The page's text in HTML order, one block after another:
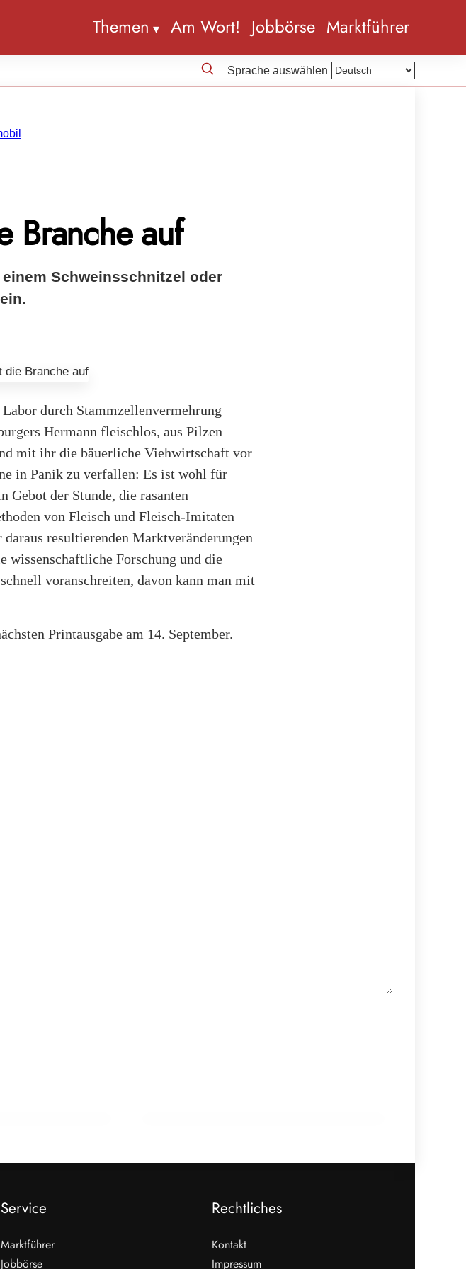
Themen Am Wort! Jobbörse Marktführer
Sprache auswählen
Branche auf
Schweinsschnitzel oder
durch Stammzellenvermehrung
Hermann fleischlos, aus Pilzen
mit ihr die bäuerliche Viehwirtschaft vor
in Panik zu verfallen: Es ist wohl für
Gebot der Stunde, die rasanten
von Fleisch und Fleisch-Imitaten
resultierenden Marktveränderungen
wissenschaftliche Forschung und die
voranschreiten, davon kann man mit
Printausgabe am 14. September.
Service
Marktführer
Jobbörse
Rechtliches
Kontakt
Impressum